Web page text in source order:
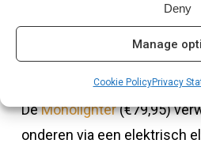
Deny
Manage
Cookie PolicyPrivacy
smaakvervuiling, geen
Elektrische
DeMonolighter(€79,95)
onderen via een elektrisch